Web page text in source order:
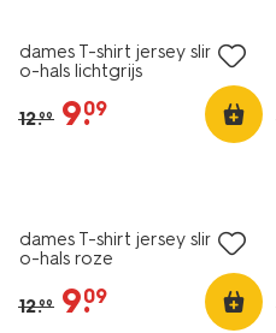
dames T-shirt jersey slim fit
o-hals lichtgrijs
12.99 9.
09
dames T-shirt jersey slim fit
o-hals roze
12.99 9.
09